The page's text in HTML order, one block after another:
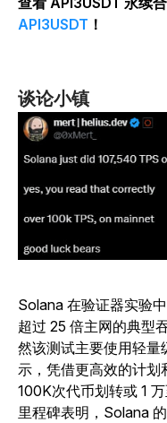
API3USDT ！
谈论小镇
Solana 在验证器实验
超过 25 倍主网的典型
然该测试主要使用轻量
示，凭借更高效的计
100K次代币划转或 1
里程碑表明，Solana